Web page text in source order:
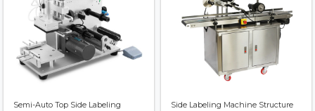
Semi-Auto Top Side Labeling
Side Labeling Machine Structure